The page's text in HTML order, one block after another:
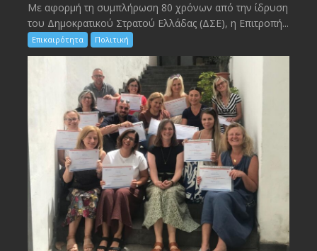
Με αφορμή τη συμπλήρωση 80 χρόνων από την ίδρυση
του Δημοκρατικού Στρατού Ελλάδας (ΔΣΕ), η Επιτροπή...
Επικαιρότητα Πολιτική